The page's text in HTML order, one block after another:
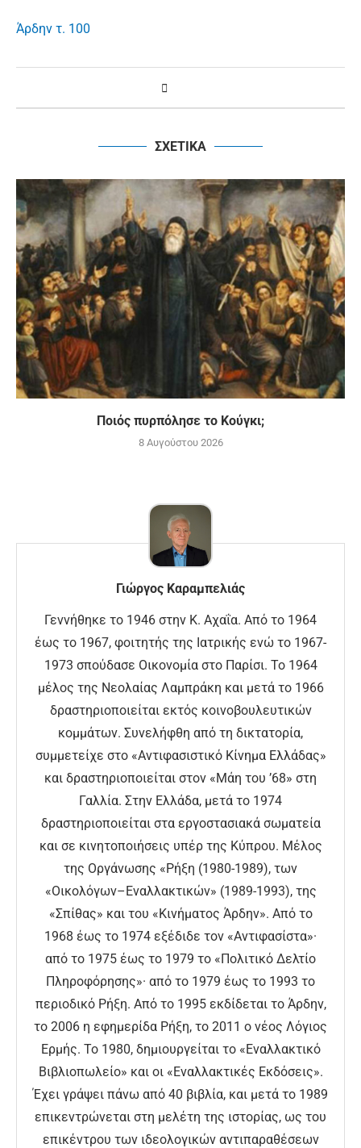
Άρδην τ. 100
ΣΧΕΤΙΚΑ
Ποιός πυρπόλησε το Κούγκι;
8 Αυγούστου 2026
Γιώργος Καραμπελιάς
Γεννήθηκε το 1946 στην Κ. Αχαΐα. Από το 1964
έως το 1967, φοιτητής της Ιατρικής ενώ το 1967-
1973 σπούδασε Οικονομία στο Παρίσι. Το 1964
μέλος της Νεολαίας Λαμπράκη και μετά το 1966
δραστηριοποιείται εκτός κοινοβουλευτικών
κομμάτων. Συνελήφθη από τη δικτατορία,
συμμετείχε στο «Αντιφασιστικό Κίνημα Ελλάδας»
και δραστηριοποιείται στον «Μάη του ’68» στη
Γαλλία. Στην Ελλάδα, μετά το 1974
δραστηριοποιείται στα εργοστασιακά σωματεία
και σε κινητοποιήσεις υπέρ της Κύπρου. Μέλος
της Οργάνωσης «Ρήξη (1980-1989), των
«Οικολόγων–Εναλλακτικών» (1989-1993), της
«Σπίθας» και του «Κινήματος Άρδην». Από το
1968 έως το 1974 εξέδιδε τον «Αντιφασίστα»·
από το 1975 έως το 1979 το «Πολιτικό Δελτίο
Πληροφόρησης»· από το 1979 έως το 1993 το
περιοδικό Ρήξη. Από το 1995 εκδίδεται το Άρδην,
το 2006 η εφημερίδα Ρήξη, το 2011 ο νέος Λόγιος
Ερμής. Το 1980, δημιουργείται το «Εναλλακτικό
Βιβλιοπωλείο» και οι «Εναλλακτικές Εκδόσεις».
Έχει γράψει πάνω από 40 βιβλία, και μετά το 1989
επικεντρώνεται στη μελέτη της ιστορίας, ως του
επικέντρου των ιδεολογικών αντιπαραθέσεων